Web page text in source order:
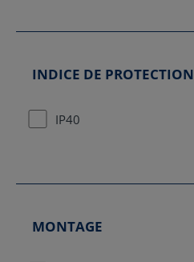
INDICE DE PROTECTION
IP40
MONTAGE